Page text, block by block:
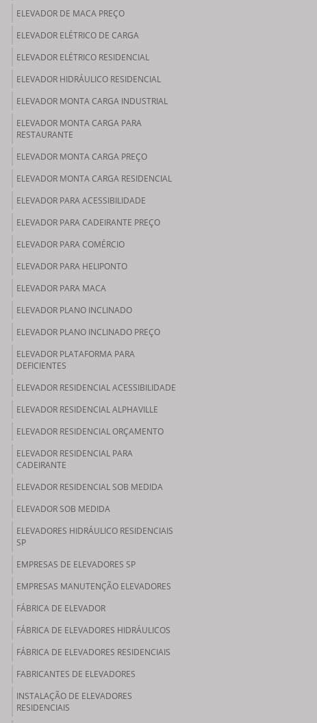
ELEVADOR DE MACA PREÇO
ELEVADOR ELÉTRICO DE CARGA
ELEVADOR ELÉTRICO RESIDENCIAL
ELEVADOR HIDRÁULICO RESIDENCIAL
ELEVADOR MONTA CARGA INDUSTRIAL
ELEVADOR MONTA CARGA PARA
RESTAURANTE
ELEVADOR MONTA CARGA PREÇO
ELEVADOR MONTA CARGA RESIDENCIAL
ELEVADOR PARA ACESSIBILIDADE
ELEVADOR PARA CADEIRANTE PREÇO
ELEVADOR PARA COMÉRCIO
ELEVADOR PARA HELIPONTO
ELEVADOR PARA MACA
ELEVADOR PLANO INCLINADO
ELEVADOR PLANO INCLINADO PREÇO
ELEVADOR PLATAFORMA PARA
DEFICIENTES
ELEVADOR RESIDENCIAL ACESSIBILIDADE
ELEVADOR RESIDENCIAL ALPHAVILLE
ELEVADOR RESIDENCIAL ORÇAMENTO
ELEVADOR RESIDENCIAL PARA
CADEIRANTE
ELEVADOR RESIDENCIAL SOB MEDIDA
ELEVADOR SOB MEDIDA
ELEVADORES HIDRÁULICO RESIDENCIAIS
SP
EMPRESAS DE ELEVADORES SP
EMPRESAS MANUTENÇÃO ELEVADORES
FÁBRICA DE ELEVADOR
FÁBRICA DE ELEVADORES HIDRÁULICOS
FÁBRICA DE ELEVADORES RESIDENCIAIS
FABRICANTES DE ELEVADORES
INSTALAÇÃO DE ELEVADORES
RESIDENCIAIS